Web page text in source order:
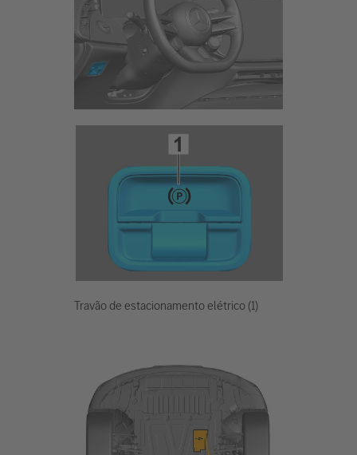
Travão de estacionamento elétrico (1)